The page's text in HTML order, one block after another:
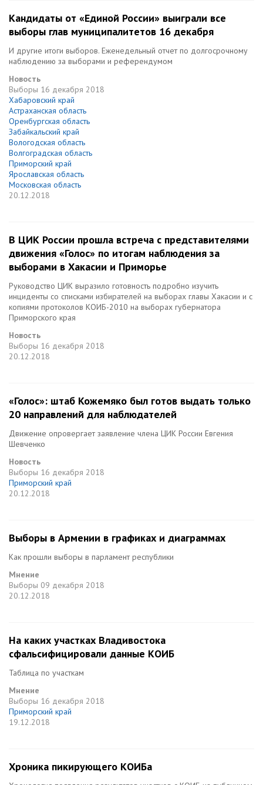
Кандидаты от «Единой России» выиграли все
выборы глав муниципалитетов 16 декабря
И другие итоги выборов. Еженедельный отчет по долгосрочному
наблюдению за выборами и референдумом
Новость
Выборы 16 декабря 2018
Хабаровский край
Астраханская область
Оренбургская область
Забайкальский край
Вологодская область
Волгоградская область
Приморский край
Ярославская область
Московская область
20.12.2018
В ЦИК России прошла встреча с представителями
движения «Голос» по итогам наблюдения за
выборами в Хакасии и Приморье
Руководство ЦИК выразило готовность подробно изучить
инциденты со списками избирателей на выборах главы Хакасии и с
копиями протоколов КОИБ-2010 на выборах губернатора
Приморского края
Новость
Выборы 16 декабря 2018
20.12.2018
«Голос»: штаб Кожемяко был готов выдать только
20 направлений для наблюдателей
Движение опровергает заявление члена ЦИК России Евгения
Шевченко
Новость
Выборы 16 декабря 2018
Приморский край
20.12.2018
Выборы в Армении в графиках и диаграммах
Как прошли выборы в парламент республики
Мнение
Выборы 09 декабря 2018
20.12.2018
На каких участках Владивостока
сфальсифицировали данные КОИБ
Таблица по участкам
Мнение
Выборы 16 декабря 2018
Приморский край
19.12.2018
Хроника пикирующего КОИБа